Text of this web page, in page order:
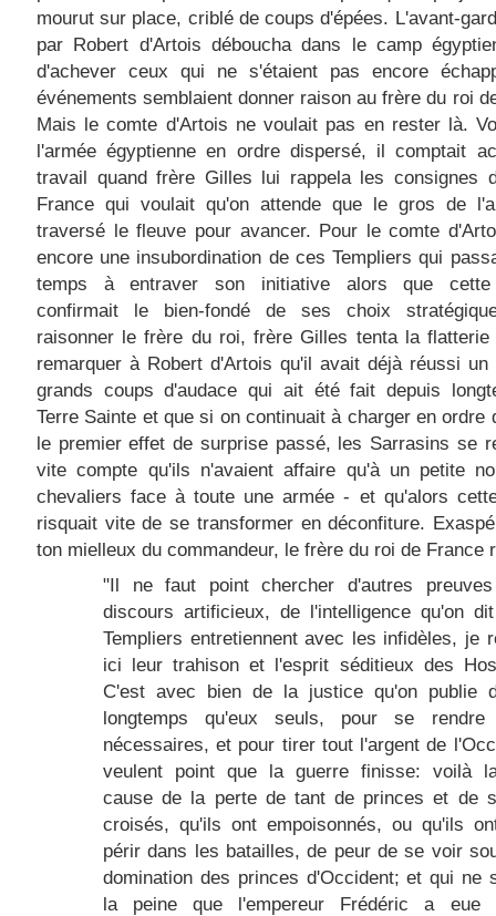
mourut sur place, criblé de coups d'épées. L'avant-
par Robert d'Artois déboucha dans le camp
d'achever ceux qui ne s'étaient pas encore
événements semblaient donner raison au frère du roi
Mais le comte d'Artois ne voulait pas en rester là.
l'armée égyptienne en ordre dispersé, il comptait
travail quand frère Gilles lui rappela les consignes
France qui voulait qu'on attende que le gros de
traversé le fleuve pour avancer. Pour le comte
encore une insubordination de ces Templiers qui
temps à entraver son initiative alors que cette
confirmait le bien-fondé de ses choix
raisonner le frère du roi, frère Gilles tenta la
remarquer à Robert d'Artois qu'il avait déjà réussi un
grands coups d'audace qui ait été fait depuis
Terre Sainte et que si on continuait à charger en ordre
le premier effet de surprise passé, les Sarrasins se
vite compte qu'ils n'avaient affaire qu'à un petite
chevaliers face à toute une armée - et qu'alors
risquait vite de se transformer en déconfiture.
ton mielleux du commandeur, le frère du roi de France
"Il ne faut point chercher d'autres
discours artificieux, de l'intelligence qu'on
Templiers entretiennent avec les infidèles, je
ici leur trahison et l'esprit séditieux des
C'est avec bien de la justice qu'on publie
longtemps qu'eux seuls, pour se rendre
nécessaires, et pour tirer tout l'argent de
veulent point que la guerre finisse: voilà
cause de la perte de tant de princes et de
croisés, qu'ils ont empoisonnés, ou qu'ils
périr dans les batailles, de peur de se voir
domination des princes d'Occident; et qui ne
la peine que l'empereur Frédéric a eue